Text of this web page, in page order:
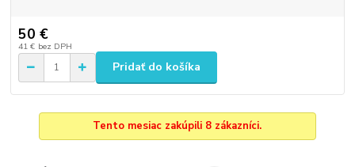
50 €
41 € bez DPH
Pridať do košíka
Tento mesiac zakúpili 8 zákazníci.